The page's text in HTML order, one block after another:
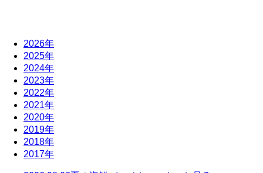
2026年
2025年
2024年
2023年
2022年
2021年
2020年
2019年
2018年
2017年